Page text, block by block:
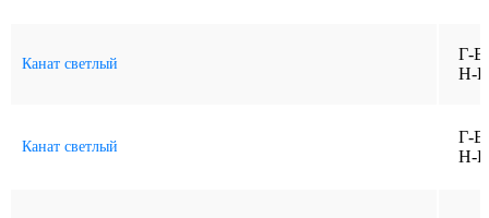
Канат светлый
Г-
Н-
Канат светлый
Г-
Н-